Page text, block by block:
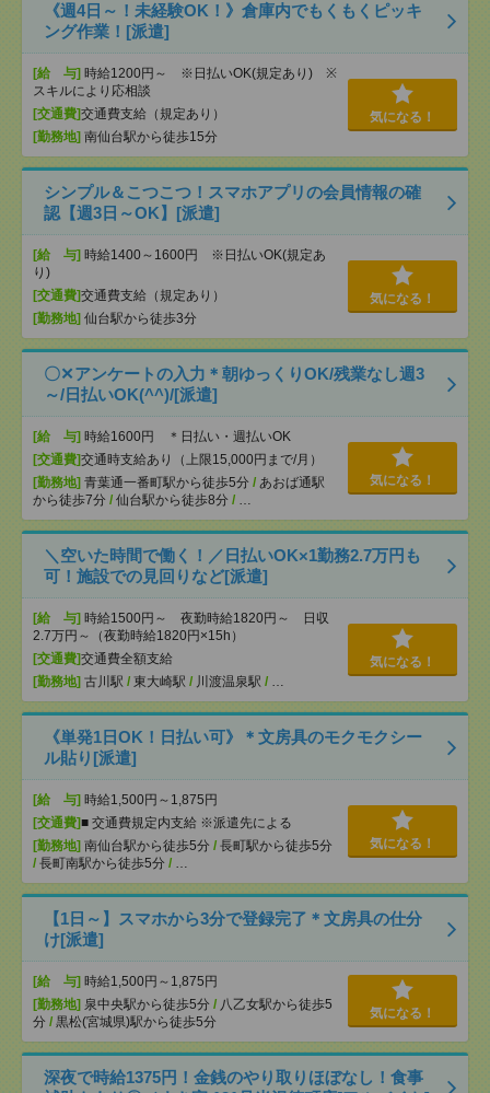
《週4日～！未経験OK！》倉庫内でもくもくピッキ
ング作業！[派遣]
[給 与] 時給1200円～ ※日払いOK(規定あり) ※
スキルにより応相談
[交通費]交通費支給（規定あり）
[勤務地] 南仙台駅から徒歩15分
気になる！
シンプル＆こつこつ！スマホアプリの会員情報の確
認【週3日～OK】[派遣]
[給 与] 時給1400～1600円 ※日払いOK(規定あ
り)
[交通費]交通費支給（規定あり）
[勤務地] 仙台駅から徒歩3分
気になる！
〇✕アンケートの入力＊朝ゆっくりOK/残業なし週3
～/日払いOK(^^)/[派遣]
[給 与] 時給1600円 ＊日払い・週払いOK
[交通費]交通時支給あり（上限15,000円まで/月）
[勤務地] 青葉通一番町駅から徒歩5分 / あおば通駅
から徒歩7分 / 仙台駅から徒歩8分 / …
気になる！
＼空いた時間で働く！／日払いOK×1勤務2.7万円も
可！施設での見回りなど[派遣]
[給 与] 時給1500円～ 夜勤時給1820円～ 日収
2.7万円～（夜勤時給1820円×15h）
[交通費]交通費全額支給
[勤務地] 古川駅 / 東大崎駅 / 川渡温泉駅 / …
気になる！
《単発1日OK！日払い可》＊文房具のモクモクシー
ル貼り[派遣]
[給 与] 時給1,500円～1,875円
[交通費]■ 交通費規定内支給 ※派遣先による
[勤務地] 南仙台駅から徒歩5分 / 長町駅から徒歩5分
/ 長町南駅から徒歩5分 / …
気になる！
【1日～】スマホから3分で登録完了＊文房具の仕分
け[派遣]
[給 与] 時給1,500円～1,875円
[勤務地] 泉中央駅から徒歩5分 / 八乙女駅から徒歩5
分 / 黒松(宮城県)駅から徒歩5分
気になる！
深夜で時給1375円！金銭のやり取りほぼなし！食事